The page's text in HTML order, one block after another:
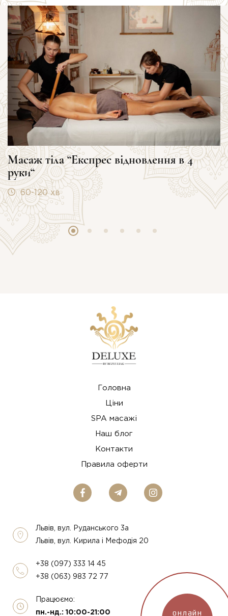
Масаж тіла “Експрес відновлення в 4
руки“
60-120 хв
Головна
Ціни
SPA масажі
Наш блог
Контакти
Правила оферти
Львів, вул. Руданського 3а
Львів, вул. Кирила і Мефодія 20
+38 (097) 333 14 45
+38 (063) 983 72 77
Працюємо:
пн.-нд.: 10:00-21:00 онлайн